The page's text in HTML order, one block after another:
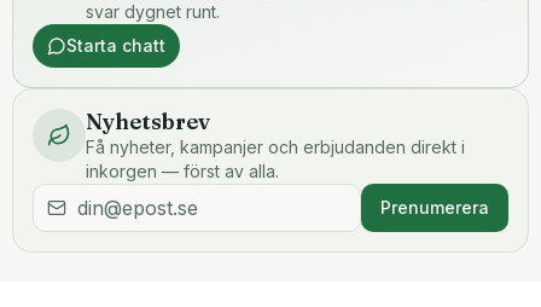
svar dygnet runt.
Starta chatt
Nyhetsbrev
Få nyheter, kampanjer och erbjudanden direkt i
inkorgen — först av alla.
Prenumerera